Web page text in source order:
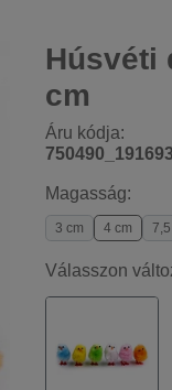
Húsvéti
cm
Áru kódja:
Magasság:
3 cm 4 cm
Válasszon